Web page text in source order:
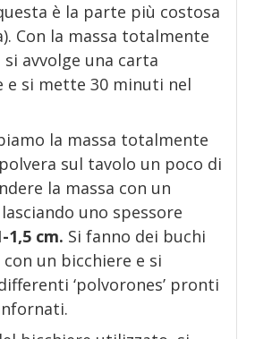
è la parte più costosa
Con la massa totalmente
si avvolge una carta
e si mette 30 minuti nel
la massa totalmente
sul tavolo un poco di
la massa con un
uno spessore
1,5 cm. Si fanno dei buchi
con un bicchiere e si
‘polvorones’ pronti